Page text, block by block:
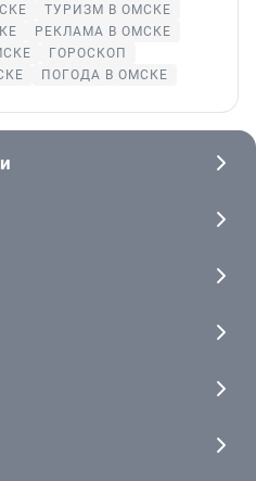
ТУРИЗМ В ОМСКЕ
РЕКЛАМА В ОМСКЕ
ГОРОСКОП
ПОГОДА В ОМСКЕ